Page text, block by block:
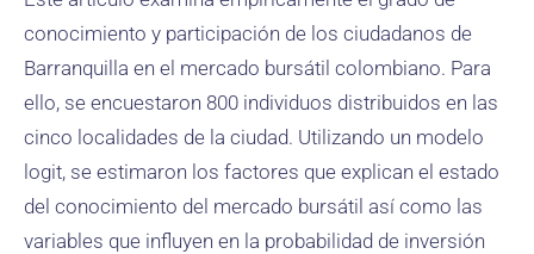
conocimiento y participación de los ciudadanos de
Barranquilla en el mercado bursátil colombiano. Para
ello, se encuestaron 800 individuos distribuidos en las
cinco localidades de la ciudad. Utilizando un modelo
logit, se estimaron los factores que explican el estado
del conocimiento del mercado bursátil así como las
variables que influyen en la probabilidad de inversión